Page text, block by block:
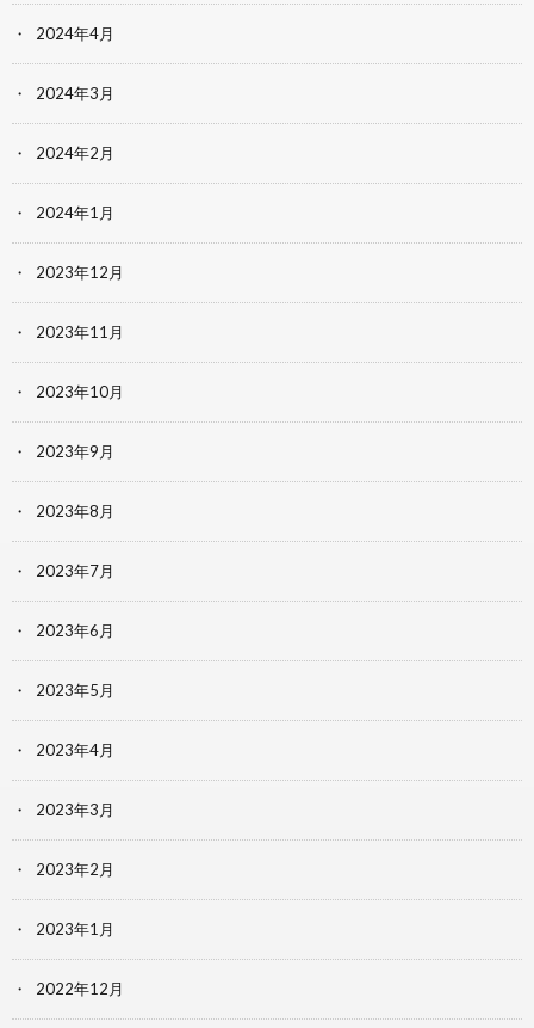
2024年4月
2024年3月
2024年2月
2024年1月
2023年12月
2023年11月
2023年10月
2023年9月
2023年8月
2023年7月
2023年6月
2023年5月
2023年4月
2023年3月
2023年2月
2023年1月
2022年12月